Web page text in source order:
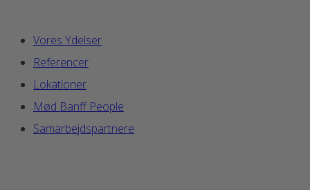
Vores Ydelser
Referencer
Lokationer
Mød Banff People
Samarbejdspartnere